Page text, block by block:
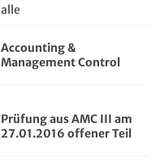
alle
Accounting &
Management Control
Prüfung aus AMC III am
27.01.2016 offener Teil